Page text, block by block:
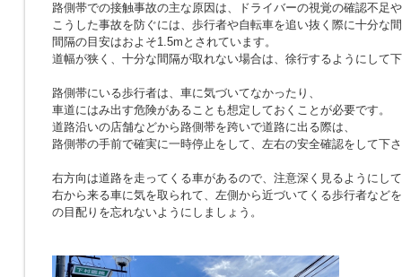
路側帯での接触事故の主な原因は、ドライバーの視覚の確認不足
こうした事故を防ぐには、歩行者や自転車を追い抜く際に十分な
間隔の目安はおよそ1.5mとされています。
道幅が狭く、十分な間隔が取れない場合は、徐行するようにして
路側帯にいる歩行者は、車に気づいてなかったり、
車道にはみ出す危険があることも想定しておくことが必要です。
道路沿いの店舗などから路側帯を跨いで道路に出る際は、
路側帯の手前で確実に一時停止をして、左右の安全確認をして下
右方向は道路を走ってくる車があるので、注意深く見るようにし
右から来る車に気を取られて、左側から近づいてくる歩行者など
の目配りを忘れないようにしましょう。